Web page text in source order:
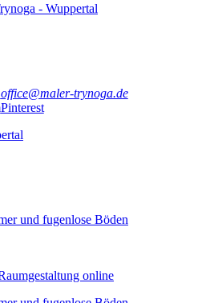
- Wuppertal
office@maler-trynoga.de
Pinterest
und fugenlose Böden
online